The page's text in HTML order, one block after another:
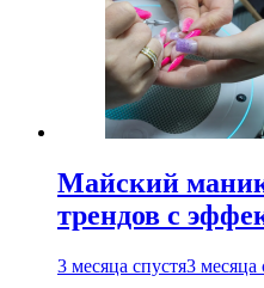
Майский
трендов с
3 месяца спустя3 месяца